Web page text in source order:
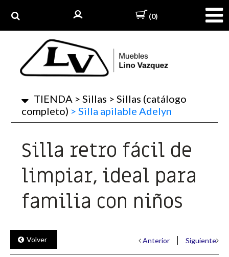
(0)
TIENDA > Sillas > Sillas (catálogo
completo) > Silla apilable Adelyn
Silla retro fácil de
limpiar, ideal para
familia con niños
Volver Anterior Siguiente